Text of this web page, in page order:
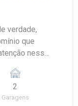
verdade,
que
nessa
vários
gourmet é
hoje,
2
Garagens